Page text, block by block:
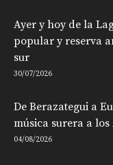
Ayer y hoy de la
popular y reserva
sur
30/07/2026
De Berazategui a
música surera a
04/08/2026